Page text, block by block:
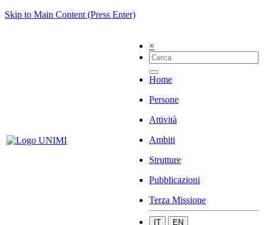
Skip to Main Content (Press Enter)
×
Home
Persone
Attività
Ambiti
Strutture
Pubblicazioni
Terza Missione
IT EN